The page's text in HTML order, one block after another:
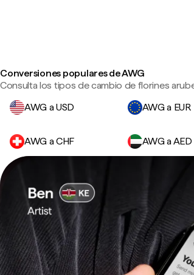
Conversiones populares de AWG
Consulta los tipos de cambio de florines
AWG a USD
AWG a EUR
AWG a CHF AWG a AED